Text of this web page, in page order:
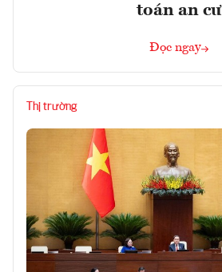
toán an cư
Đọc ngay
Thị trường